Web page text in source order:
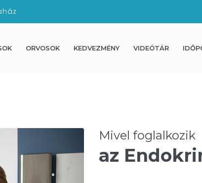
ORVOSOK KEDVEZMÉNY VIDEÓTÁR
Mivel foglalkozik
az